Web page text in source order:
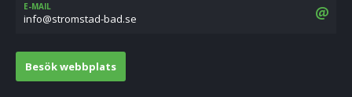
E-MAIL
es.dab-datsmorts@ofni
Besök webbplats